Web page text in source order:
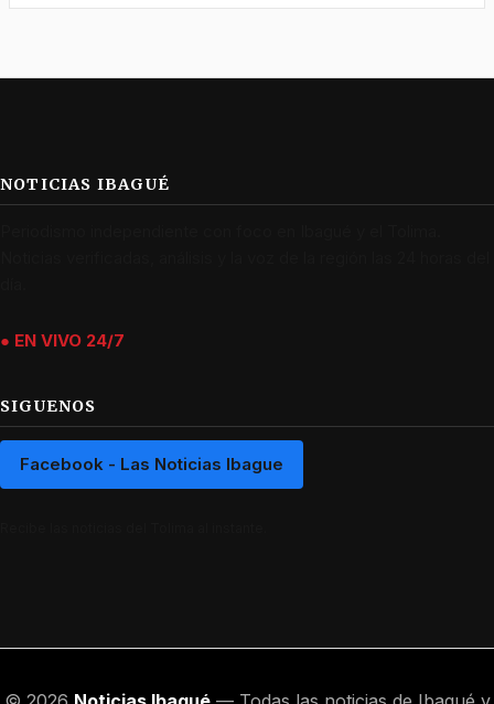
NOTICIAS IBAGUÉ
● EN VIVO 24/7
SIGUENOS
Facebook - Las Noticias Ibague